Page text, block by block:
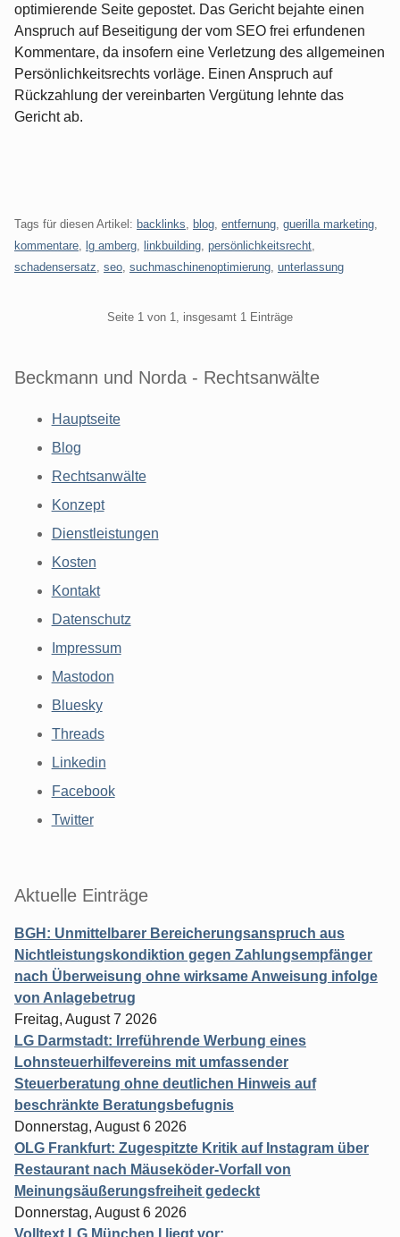
optimierende Seite gepostet. Das Gericht bejahte einen
Anspruch auf Beseitigung der vom SEO frei erfundenen
Kommentare, da insofern eine Verletzung des allgemeinen
Persönlichkeitsrechts vorläge. Einen Anspruch auf
Rückzahlung der vereinbarten Vergütung lehnte das
Gericht ab.
Tags für diesen Artikel: backlinks blog entfernung guerilla marketing
kommentare
lg amberg linkbuilding persönlichkeitsrecht
schadensersatz seo suchmaschinenoptimierung unterlassung
Seite 1 von 1, insgesamt 1 Einträge
Beckmann und Norda - Rechtsanwälte
Hauptseite
Blog
Rechtsanwälte
Konzept
Dienstleistungen
Kosten
Kontakt
Datenschutz
Impressum
Mastodon
Bluesky
Threads
Linkedin
Facebook
Twitter
Aktuelle Einträge
BGH: Unmittelbarer Bereicherungsanspruch aus
Nichtleistungskondiktion gegen Zahlungsempfänger
nach Überweisung ohne wirksame Anweisung infolge
von Anlagebetrug
Freitag, August 7 2026
LG Darmstadt: Irreführende Werbung eines
Lohnsteuerhilfevereins mit umfassender
Steuerberatung ohne deutlichen Hinweis auf
beschränkte Beratungsbefugnis
Donnerstag, August 6 2026
OLG Frankfurt: Zugespitzte Kritik auf Instagram über
Restaurant nach Mäuseköder-Vorfall von
Meinungsäußerungsfreiheit gedeckt
Donnerstag, August 6 2026
Volltext LG München I liegt vor: